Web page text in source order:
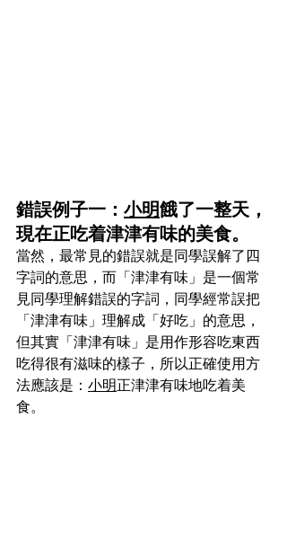
錯誤例子一： 小明餓了一整天，
現在正吃着津津有味的美食。
當然，最常見的錯誤就是同學誤解了四
字詞的意思，而「津津有味」是一個常
見同學理解錯誤的字詞，同學經常誤把
「津津有味」理解成「好吃」的意思，
但其實「津津有味」是用作形容吃東西
吃得很有滋味的樣子，所以正確使用方
法應該是： 小明正津津有味地吃着美
食。